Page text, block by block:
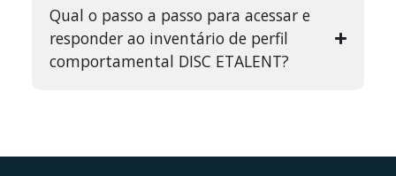
Qual o passo a passo para acessar e
responder ao inventário de perfil
comportamental DISC ETALENT?